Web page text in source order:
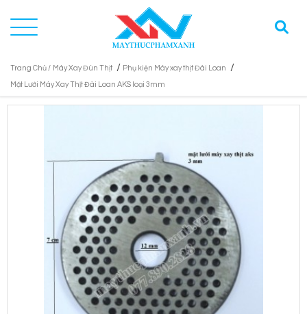
Trang Chủ / Máy Xay Đùn Thịt / Phụ kiện Máy xay thịt Đài Loan /
Mặt Lưới Máy Xay Thịt Đài Loan AKS loại 3mm